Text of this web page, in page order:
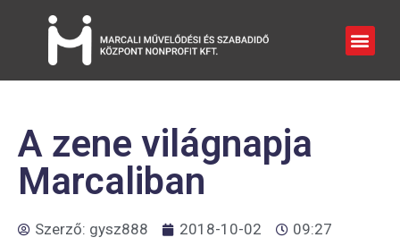
A zene világnapja
Marcaliban
Szerző: gysz888 2018-10-02 09:27